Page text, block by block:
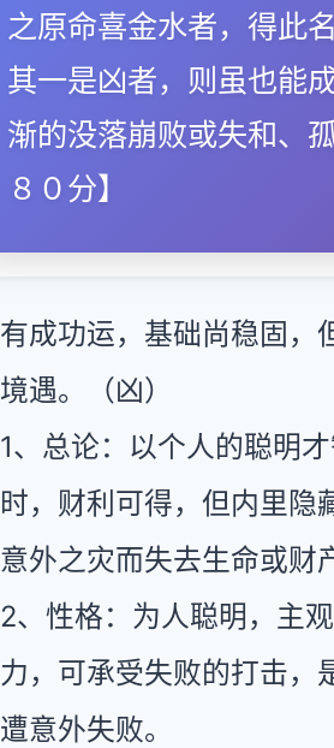
之原命喜金水者，得此
其一是凶者，则虽也能
渐的没落崩败或失和、
８０分】
有成功运，基础尚稳固，
境遇。（凶）
1、总论：以个人的聪明
时，财利可得，但内里隐
意外之灾而失去生命或财
2、性格：为人聪明，主
力，可承受失败的打击，
遭意外失败。